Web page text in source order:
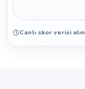
Canlı skor verisi